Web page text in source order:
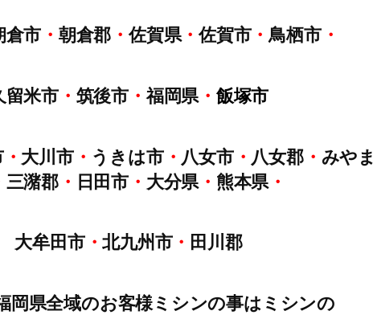
倉市 ・ 朝倉郡 ・佐賀県・佐賀市・ 鳥栖市・
留米市・ 筑後市 ・福岡県 ・ 飯塚市
・ 大川市・ うきは市・ 八女市・ 八女郡・ みやま
三潴郡・ 日田市 ・ 大分県 ・ 熊本県 ・
大牟田市・北九州市・ 田川郡
岡県全域のお客様ミシンの事はミシンの